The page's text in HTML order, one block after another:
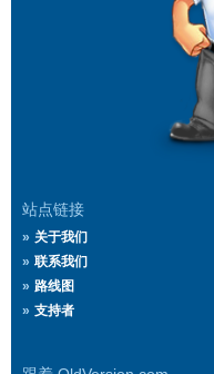
站点链接
关于我们
联系我们
路线图
支持者